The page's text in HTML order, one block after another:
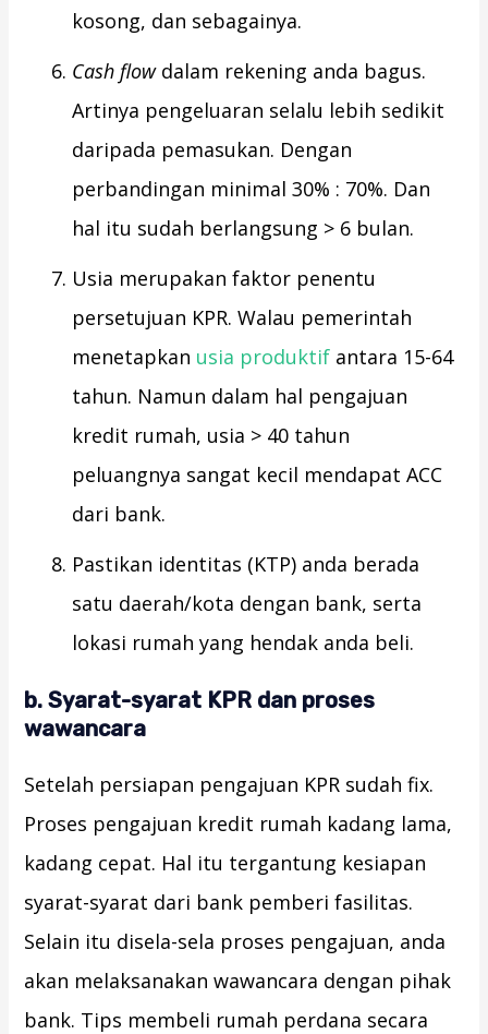
kosong, dan sebagainya.
Cash flowdalam rekening anda bagus.
Artinya pengeluaran selalu lebih sedikit
daripada pemasukan. Dengan
perbandingan minimal 30% : 70%. Dan
hal itu sudah berlangsung > 6 bulan.
Usia merupakan faktor penentu
persetujuan KPR. Walau pemerintah
menetapkan usia produktif antara 15-64
tahun. Namun dalam hal pengajuan
kredit rumah, usia > 40 tahun
peluangnya sangat kecil mendapat ACC
dari bank.
Pastikan identitas (KTP) anda berada
satu daerah/kota dengan bank, serta
lokasi rumah yang hendak anda beli.
b. Syarat-syarat KPR dan proses
wawancara
Setelah persiapan pengajuan KPR sudah fix.
Proses pengajuan kredit rumah kadang lama,
kadang cepat. Hal itu tergantung kesiapan
syarat-syarat dari bank pemberi fasilitas.
Selain itu disela-sela proses pengajuan, anda
akan melaksanakan wawancara dengan pihak
bank. Tips membeli rumah perdana secara